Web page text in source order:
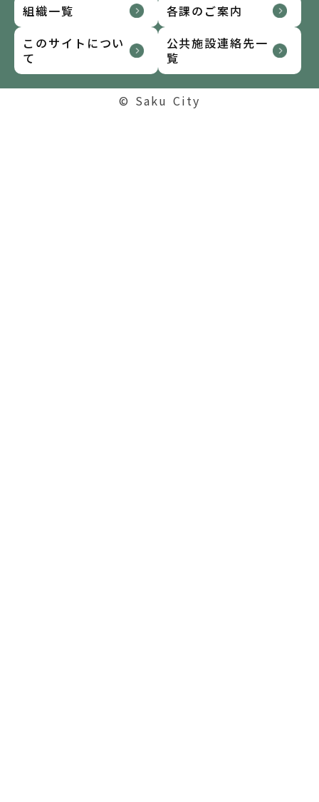
組織一覧
各課のご案内
このサイトについ
て
公共施設連絡先一
覧
© Saku City